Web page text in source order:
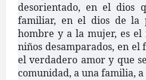
desorientado, en el dios
familiar, en el dios de la
hombre y a la mujer, es el
niños desamparados, en el
el verdadero amor y que
comunidad, a una familia, a